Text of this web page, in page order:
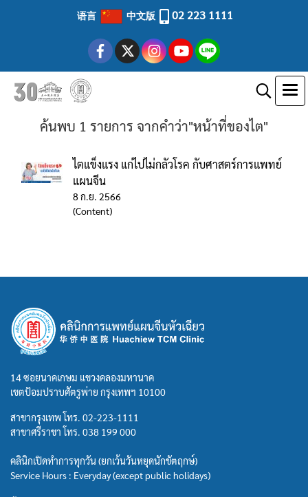
语言 中文版 02 223 1111
ค้นพบ 1 รายการ จากคำว่า"หน้าที่ของไต"
ไตแข็งแรง แก่ไปไม่กลัวโรค กับศาสตร์การแพทย์
แผนจีน
8 ก.ย. 2566
(Content)
14 ซอยนาคเกษม แขวงคลองมหานาค
เขตป้อมปราบศัตรูพ่าย กรุงเทพฯ 10100
สาขากรุงเทพ โทร. 02-223-1111
สาขาศรีราชา โทร. 038 199 000
คลินิกเปิดทำการทุกวัน (ยกเว้นวันหยุดนักขัตฤกษ์)
Service Hours : Everyday (except public holidays)